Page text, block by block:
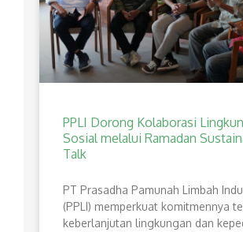
PPLI Dorong Kolaborasi
Sosial melalui Ramadan
Talk
PT Prasadha Pamunah Limbah
(PPLI) memperkuat komitmennya
keberlanjutan lingkungan dan